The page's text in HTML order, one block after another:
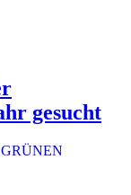
gesucht